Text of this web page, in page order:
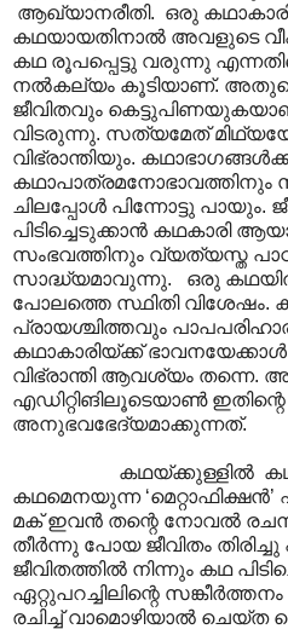
ആഖ്യാനരീതി. ഒരു
കഥയായതിനാൽ അവളുടെ
കഥ രൂപപ്പെട്ടു വരുന്നു
നൽകല്യം കൂടിയാണ്.
ജീവിതവും
വിടരുന്നു. സത്യമേത്
വിഭ്രാന്തിയും.
ചിലപ്പോൾ പിന്നോട്ടു പായും.
പിടിച്ചെടുക്കാൻ കഥകാരി
സംഭവത്തിനും വ്യത്യസ്ത
സാദ്ധ്യമാവുന്നു. ഒരു
പോലത്തെ സ്ഥിതി വിശേഷം.
പ്രായശ്ചിത്തവും
കഥാകാരിയ്ക്ക് ഭാവനയേക്കാൾ
വിഭ്രാന്തി ആവശ്യം തന്നെ.
എഡിറ്റിങിലൂടെയാൺ
അനുഭവഭേദ്യമാക്കുന്നത്.
കഥയ്ക്കുള്ളിൽ
കഥമെനയുന്ന
മക് ഇവൻ തന്റെ നോവൽ
തീർന്നു പോയ ജീവിതം തിരിച്ചു
ജീവിതത്തിൽ നിന്നും കഥ
ഏറ്റുപറച്ചിലിന്റെ സങ്കീർത്തനം
രചിച്ച് വാമൊഴിയാൽ ചെയ്ത